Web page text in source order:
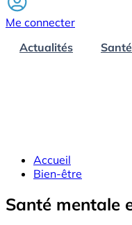
Me connecter
Actualités
Accueil
Bien-être
Santé mentale